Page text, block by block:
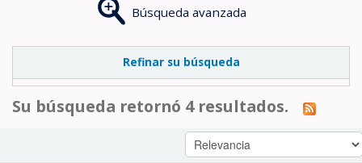
Búsqueda avanzada
Refinar su búsqueda
Su búsqueda retornó 4 resultados.